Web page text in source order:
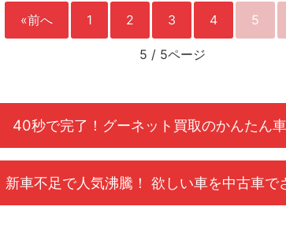
«前へ 1 2 3 4 5
5 / 5ページ
40秒で完了！グーネット買取のかんたん
新車不足で人気沸騰！ 欲しい車を中古車